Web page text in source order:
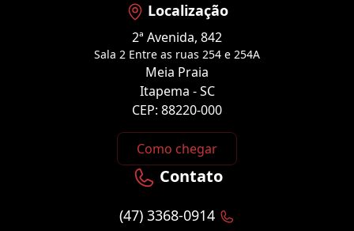
Localização
2ª Avenida, 842
Sala 2 Entre as ruas 254 e 254A
Meia Praia
Itapema - SC
CEP: 88220-000
Como chegar
Contato
(47) 3368-0914